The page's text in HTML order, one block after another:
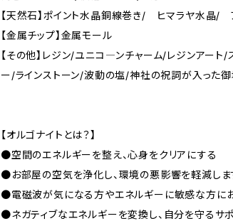
【天然石】ポイント水晶銅線巻き/ ヒマラヤ水晶/
【金属チップ】金属モール
【その他】レジン/ユニコ―ンチャーム/レジンアート/
ー/ラインストーン/波動の塩/神社の祝詞が入った
【オルゴナイトとは？】
●空間のエネルギーを整え、心身をクリアにする
●お部屋の空気を浄化し、環境の悪影響を軽減しま
●電磁波が気になる方やエネルギーに敏感な方に
●ネガティブなエネルギーを変換し、自分を守るサ